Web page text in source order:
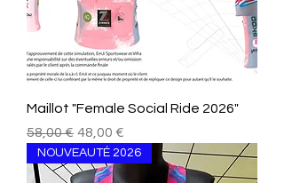
Maillot "Female Social Ride 2026"
Prezzo regolare
58,00 € Prezzo scontato
48,00 €
NOUVEAUTÉ 2026